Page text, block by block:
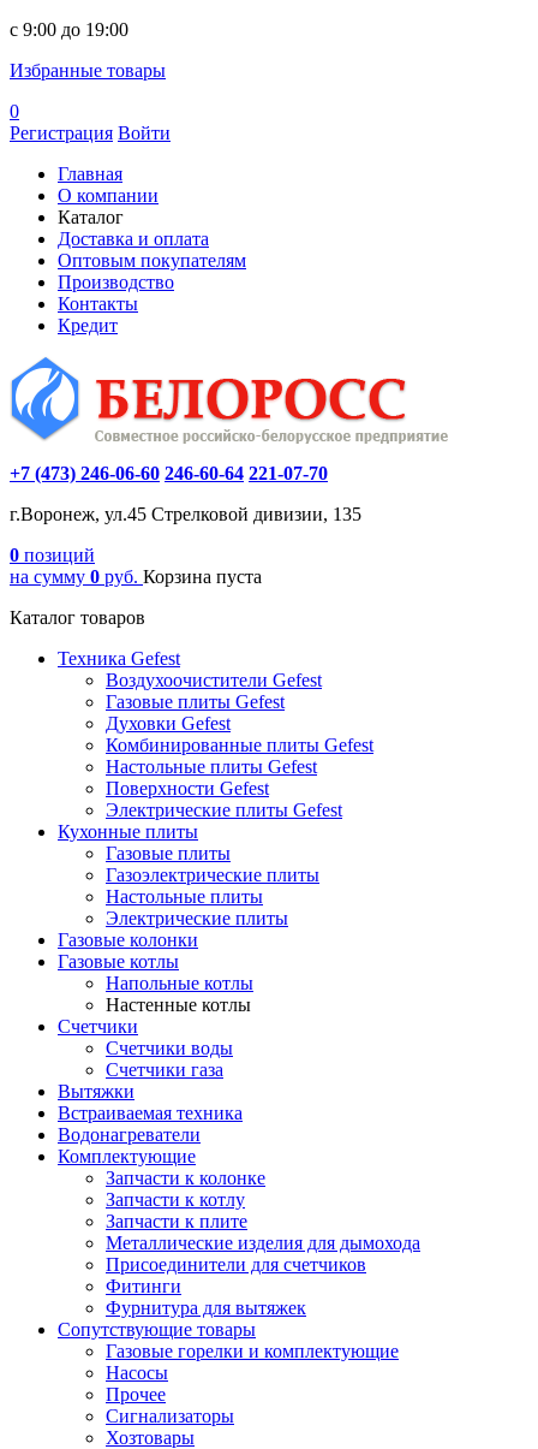
c 9:00 до 19:00
Избранные товары
0
Регистрация Войти
Главная
О компании
Каталог
Доставка и оплата
Оптовым покупателям
Производство
Контакты
Кредит
+7 (473) 246-06-60 246-60-64 221-07-70
г.Воронеж, ул.45 Стрелковой дивизии, 135
0 позиций
на сумму 0 руб. Корзина пуста
Каталог товаров
Техника Gefest
Воздухоочистители Gefest
Газовые плиты Gefest
Духовки Gefest
Комбинированные плиты Gefest
Настольные плиты Gefest
Поверхности Gefest
Электрические плиты Gefest
Кухонные плиты
Газовые плиты
Газоэлектрические плиты
Настольные плиты
Электрические плиты
Газовые колонки
Газовые котлы
Напольные котлы
Настенные котлы
Счетчики
Счетчики воды
Счетчики газа
Вытяжки
Встраиваемая техника
Водонагреватели
Комплектующие
Запчасти к колонке
Запчасти к котлу
Запчасти к плите
Металлические изделия для дымохода
Присоединители для счетчиков
Фитинги
Фурнитура для вытяжек
Сопутствующие товары
Газовые горелки и комплектующие
Насосы
Прочее
Сигнализаторы
Хозтовары